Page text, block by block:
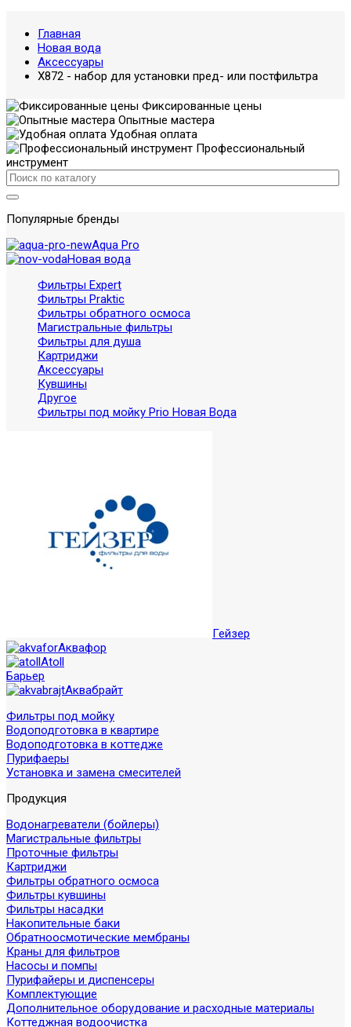
Главная
Новая вода
Аксессуары
X872 - набор для установки пред- или постфильтра
Фиксированные цены
Опытные мастера
Удобная оплата
Профессиональный
инструмент
Популярные бренды
Aqua Pro
Новая вода
Фильтры Expert
Фильтры Praktic
Фильтры обратного осмоса
Магистральные фильтры
Фильтры для душа
Картриджи
Аксессуары
Кувшины
Другое
Фильтры под мойку Prio Новая Вода
Гейзер
Аквафор
Atoll
Барьер
Аквабрайт
Фильтры под мойку
Водоподготовка в квартире
Водоподготовка в коттедже
Пурифаеры
Установка и замена смесителей
Продукция
Водонагреватели (бойлеры)
Магистральные фильтры
Проточные фильтры
Картриджи
Фильтры обратного осмоса
Фильтры кувшины
Фильтры насадки
Накопительные баки
Обратноосмотические мембраны
Краны для фильтров
Насосы и помпы
Пурифайеры и диспенсеры
Комплектующие
Дополнительное оборудование и расходные материалы
Коттеджная водоочистка